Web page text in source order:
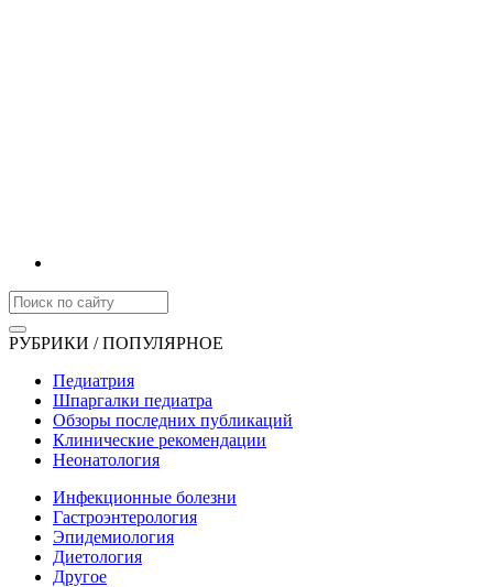
РУБРИКИ / ПОПУЛЯРНОЕ
Педиатрия
Шпаргалки педиатра
Обзоры последних публикаций
Клинические рекомендации
Неонатология
Инфекционные болезни
Гастроэнтерология
Эпидемиология
Диетология
Другое